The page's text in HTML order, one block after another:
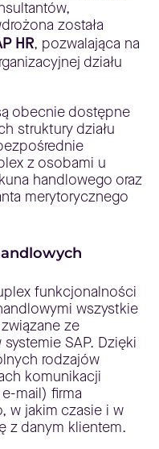
została
HR, pozwalająca na
działu
obecnie dostępne
struktury działu
z osobami u
handlowego oraz
merytorycznego
funkcjonalności
wszystkie
ze
SAP. Dzięki
rodzajów
komunikacji
mail) firma
w jakim czasie i w
z danym klientem.